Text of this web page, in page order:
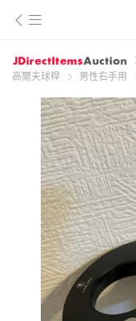
高爾夫球桿
男性右手用